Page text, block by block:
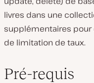
livres dans une
supplémentaires
de limitation de taux.
Pré-requis